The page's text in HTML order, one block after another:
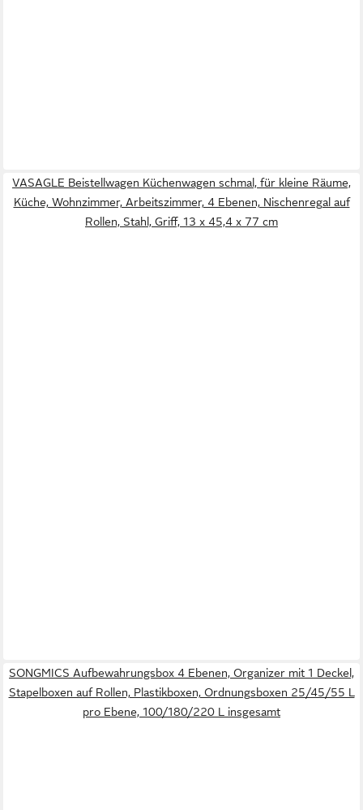
VASAGLE Beistellwagen Küchenwagen schmal, für kleine Räume,
Küche, Wohnzimmer, Arbeitszimmer, 4 Ebenen, Nischenregal auf
Rollen, Stahl, Griff, 13 x 45,4 x 77 cm
SONGMICS Aufbewahrungsbox 4 Ebenen, Organizer mit 1 Deckel,
Stapelboxen auf Rollen, Plastikboxen, Ordnungsboxen 25/45/55 L
pro Ebene, 100/180/220 L insgesamt